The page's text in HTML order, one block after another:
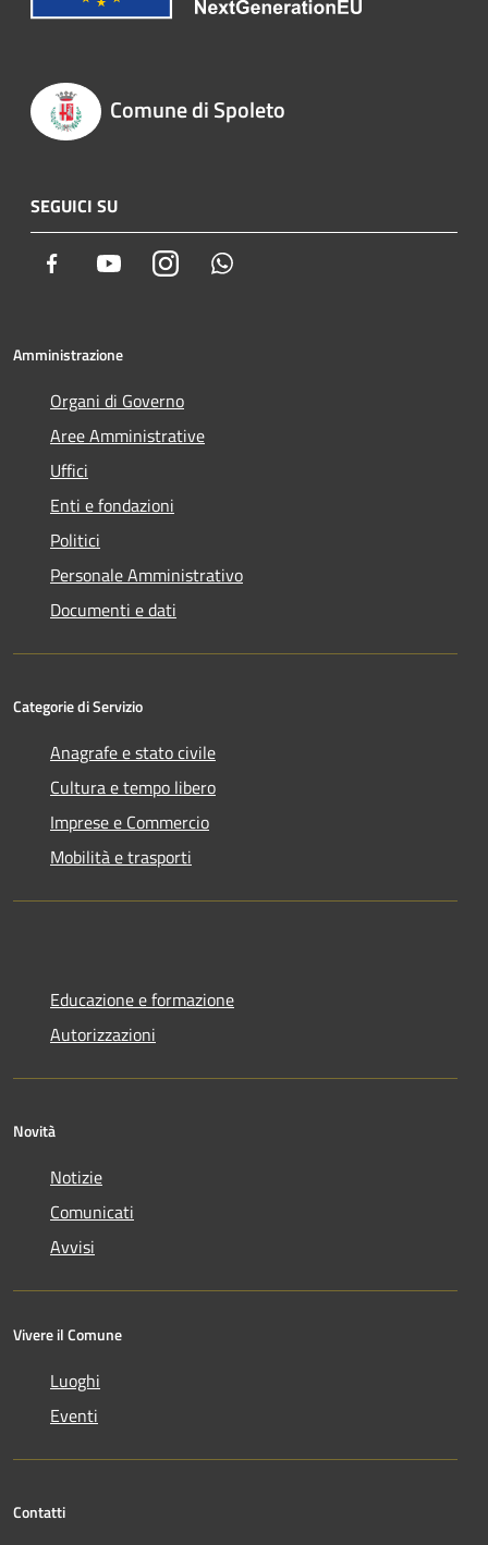
Comune di Spoleto
SEGUICI SU
Facebook YoutubeInstagram
Amministrazione
Organi di Governo
Aree Amministrative
Uffici
Enti e fondazioni
Politici
Personale Amministrativo
Documenti e dati
Categorie di Servizio
Anagrafe e stato civile
Cultura e tempo libero
Imprese e Commercio
Mobilità e trasporti
Educazione e formazione
Autorizzazioni
Novità
Notizie
Comunicati
Avvisi
Vivere il Comune
Luoghi
Eventi
Contatti